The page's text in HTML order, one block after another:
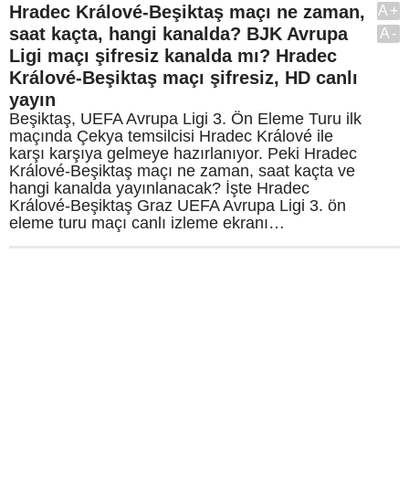
Hradec Králové-Beşiktaş maçı ne zaman,
saat kaçta, hangi kanalda? BJK Avrupa
Ligi maçı şifresiz kanalda mı? Hradec
Králové-Beşiktaş maçı şifresiz, HD canlı
yayın
Beşiktaş, UEFA Avrupa Ligi 3. Ön Eleme Turu ilk
maçında Çekya temsilcisi Hradec Králové ile
karşı karşıya gelmeye hazırlanıyor. Peki Hradec
Králové-Beşiktaş maçı ne zaman, saat kaçta ve
hangi kanalda yayınlanacak? İşte Hradec
Králové-Beşiktaş Graz UEFA Avrupa Ligi 3. ön
eleme turu maçı canlı izleme ekranı…
A+
A-